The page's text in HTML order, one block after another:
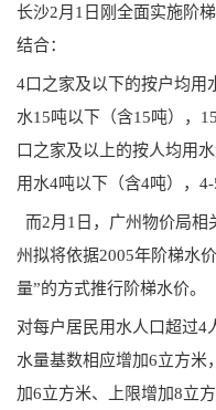
长沙2月 1 日刚全面实施阶
结合：
4口之家及以下的按户均用
水15吨以下（含15吨），
口之家及以上的按人均用
用水4吨以下（含4吨）， 4-
而2月 1 日，广州物价局
州拟将依据2005年阶梯水
量”的方式推行阶梯水价。
对每户居民用水人口超过4
水量基数相应增加6立方米
加6立方米、上限增加8立